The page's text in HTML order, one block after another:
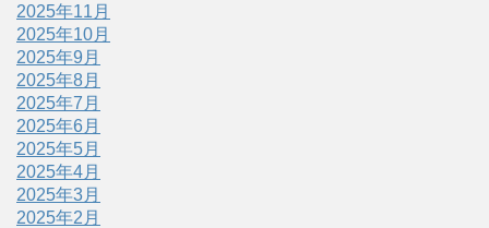
2025年11月
2025年10月
2025年9月
2025年8月
2025年7月
2025年6月
2025年5月
2025年4月
2025年3月
2025年2月